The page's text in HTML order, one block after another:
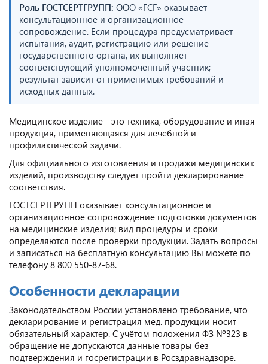
Роль ГОСТСЕРТГРУПП: ООО «ГСГ» оказывает
консультационное и организационное
сопровождение. Если процедура предусматривает
испытания, аудит, регистрацию или решение
государственного органа, их выполняет
соответствующий уполномоченный участник;
результат зависит от применимых требований и
исходных данных.
Медицинское изделие - это техника, оборудование и иная
продукция, применяющаяся для лечебной и
профилактической задачи.
Для официального изготовления и продажи медицинских
изделий, производству следует пройти декларирование
соответствия.
ГОСТСЕРТГРУПП оказывает консультационное и
организационное сопровождение подготовки документов
на медицинские изделия; вид процедуры и сроки
определяются после проверки продукции. Задать вопросы
и записаться на бесплатную консультацию Вы можете по
телефону 8 800 550-87-68.
Особенности декларации
Законодательством России установлено требование, что
декларирование и регистрация мед. продукции носит
обязательный характер. С учётом положения ФЗ №323 в
обращение не допускаются данные товары без
подтверждения и госрегистрации в Росздравнадзоре.